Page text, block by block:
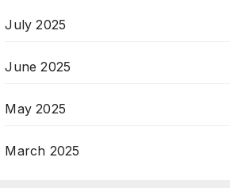
July 2025
June 2025
May 2025
March 2025